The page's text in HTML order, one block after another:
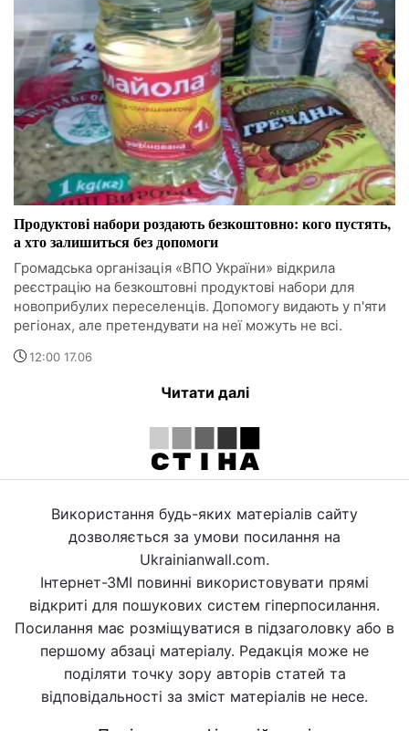
Продуктові набори роздають безкоштовно: кого пустять,
а хто залишиться без допомоги
Громадська організація «ВПО України» відкрила
реєстрацію на безкоштовні продуктові набори для
новоприбулих переселенців. Допомогу видають у п'яти
регіонах, але претендувати на неї можуть не всі.
12:00 17.06
Читати далі
Використання будь-яких матеріалів сайту
дозволяється за умови посилання на
Ukrainianwall.com.
Інтернет-ЗМІ повинні використовувати прямі
відкриті для пошукових систем гіперпосилання.
Посилання має розміщуватися в підзаголовку або в
першому абзаці матеріалу. Редакція може не
поділяти точку зору авторів статей та
відповідальності за зміст матеріалів не несе.